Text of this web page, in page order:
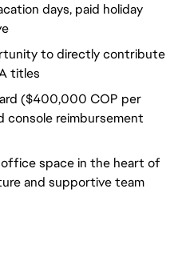
days, paid holiday
to directly contribute
titles
($400,000 COP per
console reimbursement
space in the heart of
and supportive team